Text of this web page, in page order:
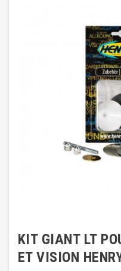
KIT GIANT LT
ET VISION